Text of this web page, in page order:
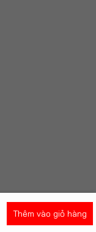
Thêm vào giỏ hàng